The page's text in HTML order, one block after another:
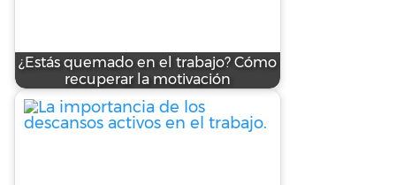
¿Estás quemado en el trabajo? Cómo
recuperar la motivación